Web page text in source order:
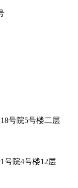
号院5号楼二层
号院4号楼12层